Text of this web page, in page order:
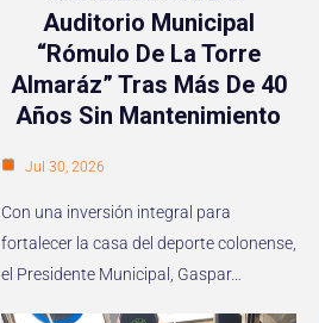
Auditorio Municipal
“Rómulo De La Torre
Almaráz” Tras Más De 40
Años Sin Mantenimiento
Jul 30, 2026
Con una inversión integral para
fortalecer la casa del deporte colonense,
el Presidente Municipal, Gaspar…